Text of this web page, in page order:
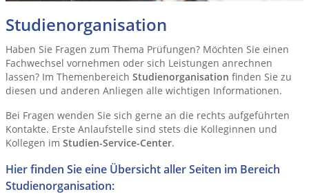
Studienorganisation
Haben Sie Fragen zum Thema Prüfungen? Möchten Sie einen
Fachwechsel vornehmen oder sich Leistungen anrechnen
lassen? Im Themenbereich Studienorganisation finden Sie zu
diesen und anderen Anliegen alle wichtigen Informationen.
Bei Fragen wenden Sie sich gerne an die rechts aufgeführten
Kontakte. Erste Anlaufstelle sind stets die Kolleginnen und
Kollegen im Studien-Service-Center.
Hier finden Sie eine Übersicht aller Seiten im Bereich
Studienorganisation: